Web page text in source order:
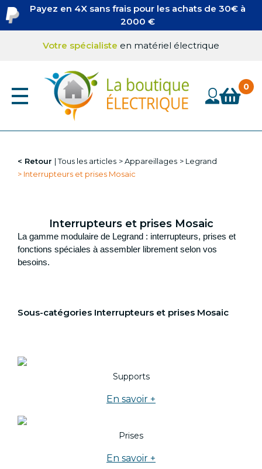
Aller
au
contenu
Payez en 4X sans frais pour les achats de 30€ à
2000 €
Votre spécialiste en matériel électrique
Projecteur LED à prix discount
Ampoules LED à prix discount
Sécurité incendie
Sonnette et Visiophonie
Accessoires Connexion
Câbles, fileries, gaine vide
Boites de dérivation
Boites générique
COLSON
Câbles
Retour Tous les articles Appareillages
Legrand
Interrupteurs et prises Mosaic
Interrupteurs et prises Mosaic
La gamme modulaire de Legrand : interrupteurs, prises et
fonctions spéciales à assembler librement selon vos
besoins.
Sous-catégories Interrupteurs et prises Mosaic
Supports
En savoir +
Prises
En savoir +